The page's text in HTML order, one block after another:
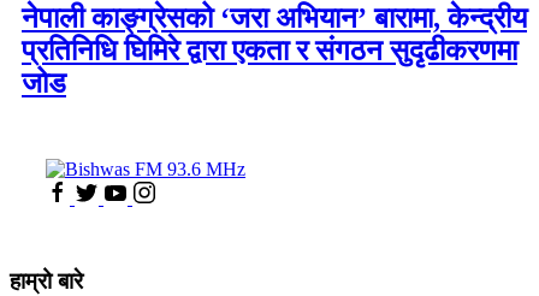
नेपाली काङ्ग्रेसको ‘जरा अभियान’ बारामा, केन्द्रीय
प्रतिनिधि घिमिरे द्वारा एकता र संगठन सुदृढीकरणमा
जोड
हाम्रो बारे